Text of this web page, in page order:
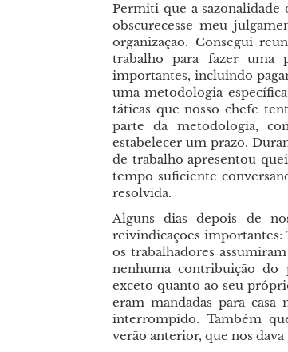
Permiti que a
obscurecesse meu
organização. Consegui
trabalho para fazer uma
importantes, incluindo
uma metodologia
táticas que nosso chefe
parte da metodologia,
estabelecer um prazo.
de trabalho apresentou
tempo suficiente
resolvida.
Alguns dias depois de
reivindicações importantes:
os trabalhadores
nenhuma contribuição do
exceto quanto ao seu
eram mandadas para
interrompido. Também
verão anterior, que nos